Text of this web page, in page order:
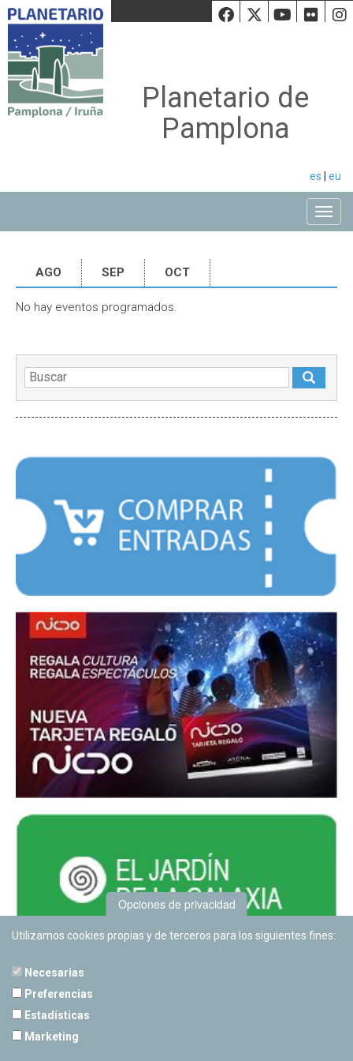
Facebook
Twiiter
Planetario de
Pamplona
es eu
AGO SEP OCT
No hay eventos programados.
Opciones de privacidad
Utilizamos cookies propias y de terceros para los siguientes fines:
Necesarias
Preferencias
Estadísticas
Marketing